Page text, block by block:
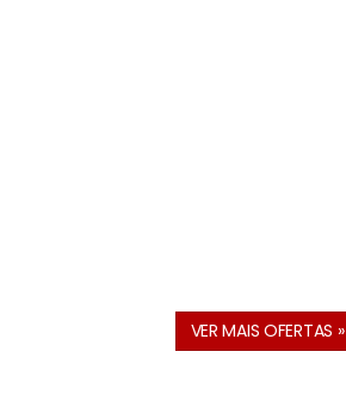
VER MAIS OFERTAS »